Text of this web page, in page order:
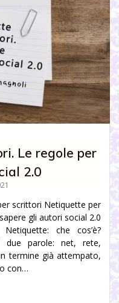
Le regole per
2.0
scrittori Netiquette per
gli autori social 2.0
che cos’è?
due parole: net, rete,
termine già attempato,
con…